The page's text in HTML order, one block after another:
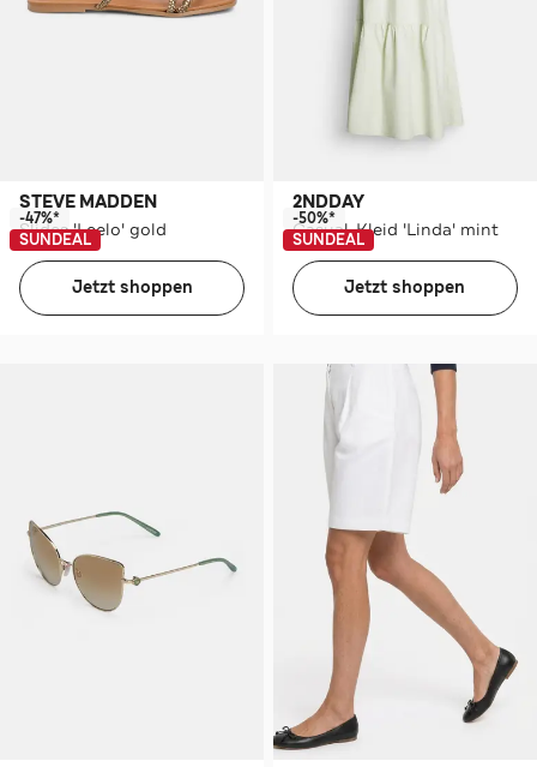
STEVE MADDEN
Slides 'Leelo' gold
-47%*
SUNDEAL
Jetzt shoppen
2NDDAY
Casual-Kleid 'Linda' mint
-50%*
SUNDEAL
Jetzt shoppen